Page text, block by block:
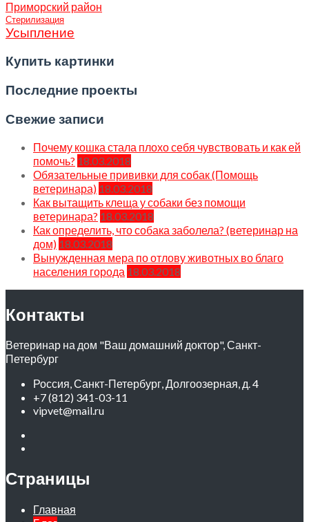
Приморский район
Стерилизация
Усыпление
Купить картинки
Последние проекты
Свежие записи
Почему кошка стала плохо себя чувствовать и как ей
помочь? 18.03.2018
Обязательные прививки для собак (Помощь
ветеринара) 18.03.2018
Как вытащить клеща у собаки без помощи
ветеринара? 18.03.2018
Как определить, что собака заболела? (ветеринар на
дом) 18.03.2018
Вынужденная мера по отлову животных во благо
населения города 18.03.2018
Контакты
Ветеринар на дом "Ваш домашний доктор", Санкт-
Петербург
Россия, Санкт-Петербург, Долгоозерная, д. 4
+7 (812) 341-03-11
vipvet@mail.ru
Страницы
Главная